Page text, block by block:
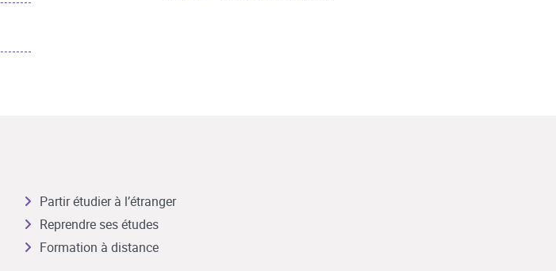
Partir étudier à l’étranger
Reprendre ses études
Formation à distance